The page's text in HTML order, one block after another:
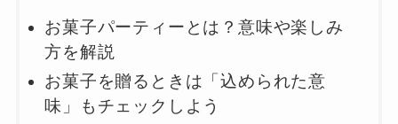
お菓子パーティーとは？意味や楽しみ
方を解説
お菓子を贈るときは「込められた意
味」もチェックしよう